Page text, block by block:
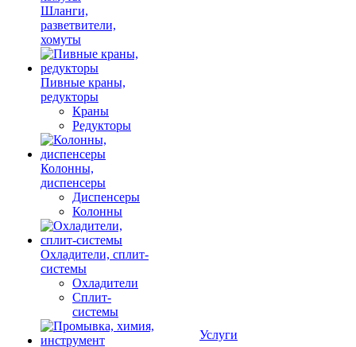
Шланги,
разветвители,
хомуты
Пивные краны,
редукторы
Краны
Редукторы
Колонны,
диспенсеры
Диспенсеры
Колонны
Охладители, сплит-
системы
Охладители
Сплит-
системы
Услуги